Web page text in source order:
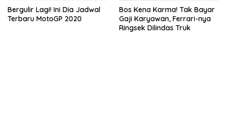
Bergulir Lagi! Ini Dia Jadwal
Terbaru MotoGP 2020
Bos Kena Karma! Tak Bayar
Gaji Karyawan, Ferrari-nya
Ringsek Dilindas Truk